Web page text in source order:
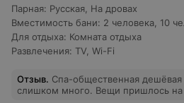
Парная: Русская На дровах
Вместимость бани: 2 человека 10
Для отдыха: Комната отдыха
Развлечения: TV Wi-Fi
Отзыв. Спа-общественная
слишком много. Вещи пришлось на